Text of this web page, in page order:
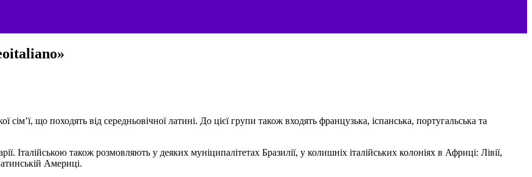
що походять від середньовічної латині. До цієї групи також входять французька, іспанська, португальська та
Італійською також розмовляють у деяких муніципалітетах Бразилії, у колишніх італійських колоніях в Африці: Лівії,
Америці.